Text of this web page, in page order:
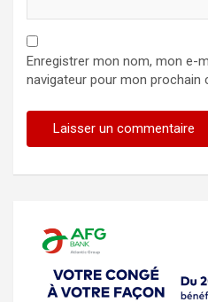
Enregistrer mon nom, mon e-
navigateur pour mon prochain